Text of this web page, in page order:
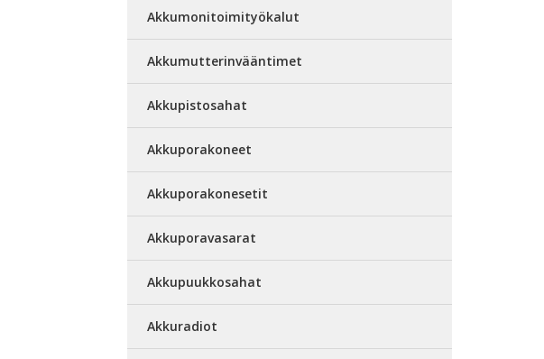
Akkumonitoimityökalut
Akkumutterinvääntimet
Akkupistosahat
Akkuporakoneet
Akkuporakonesetit
Akkuporavasarat
Akkupuukkosahat
Akkuradiot